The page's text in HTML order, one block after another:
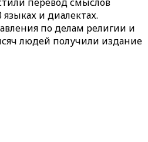
и диалектах.
по делам религии и
людей получили издание